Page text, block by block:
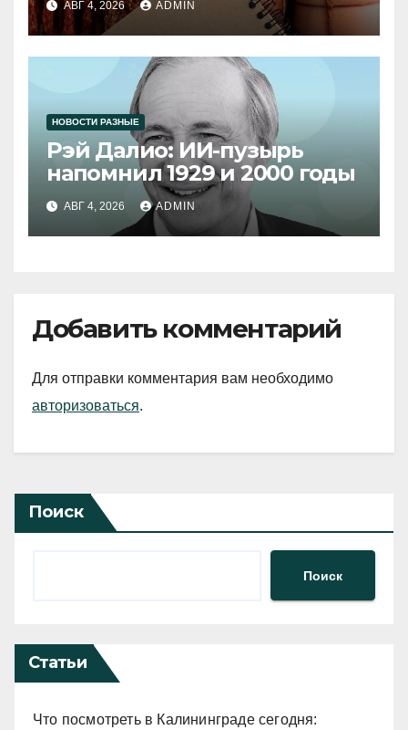
АВГ 4, 2026 ADMIN
НОВОСТИ РАЗНЫЕ
Рэй Далио: ИИ-пузырь
напомнил 1929 и 2000 годы
АВГ 4, 2026 ADMIN
Добавить комментарий
Для отправки комментария вам необходимо
авторизоваться.
Поиск
Поиск
Статьи
Что посмотреть в Калининграде сегодня: